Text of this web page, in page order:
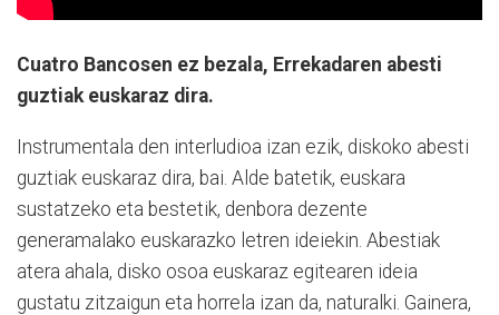
Cuatro Bancosen ez bezala, Errekadaren abesti
guztiak euskaraz dira.
Instrumentala den interludioa izan ezik, diskoko abesti
guztiak euskaraz dira, bai. Alde batetik, euskara
sustatzeko eta bestetik, denbora dezente
generamalako euskarazko letren ideiekin. Abestiak
atera ahala, disko osoa euskaraz egitearen ideia
gustatu zitzaigun eta horrela izan da, naturalki. Gainera,